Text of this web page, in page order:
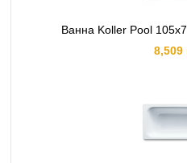
Ванна Koller Pool
8,509